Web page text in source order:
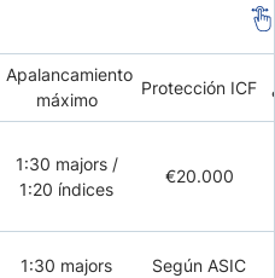
Apalancamiento
máximo
Protección ICF
1:30 majors /
1:20 índices
€20.000
1:30 majors Según ASIC